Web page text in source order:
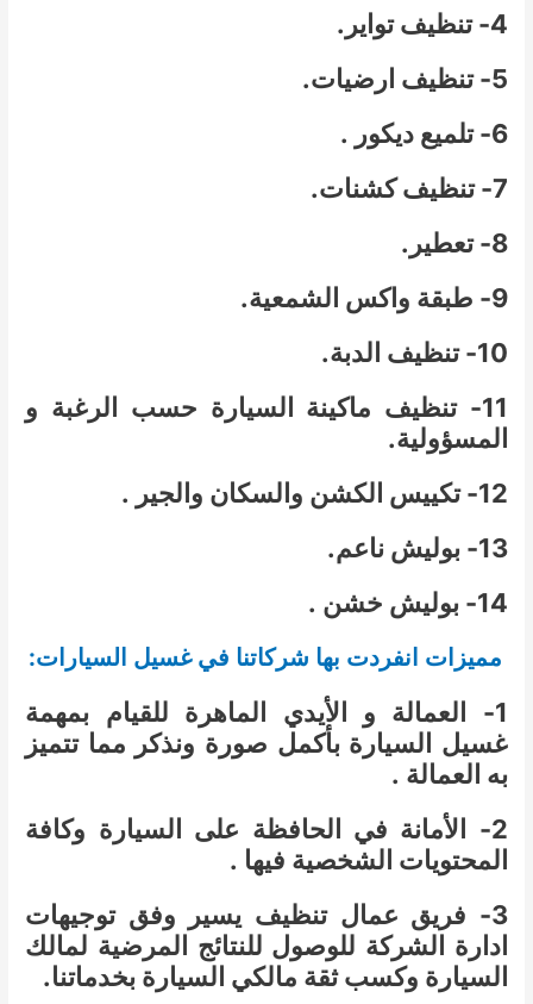
4- تنظيف تواير.
5- تنظيف ارضيات.
6- تلميع ديكور .
7- تنظيف كشنات.
8- تعطير.
9- طبقة واكس الشمعية.
10- تنظيف الدبة.
11- تنظيف ماكينة السيارة حسب الرغبة و
المسؤولية.
12- تكييس الكشن والسكان والجير .
13- بوليش ناعم.
14- بوليش خشن .
مميزات انفردت بها شركاتنا في غسيل السيارات:
1- العمالة و الأيدي الماهرة للقيام بمهمة
غسيل السيارة بأكمل صورة ونذكر مما تتميز
به العمالة .
2- الأمانة في الحافظة على السيارة وكافة
المحتويات الشخصية فيها .
3- فريق عمال تنظيف يسير وفق توجيهات
ادارة الشركة للوصول للنتائج المرضية لمالك
السيارة وكسب ثقة مالكي السيارة بخدماتنا.